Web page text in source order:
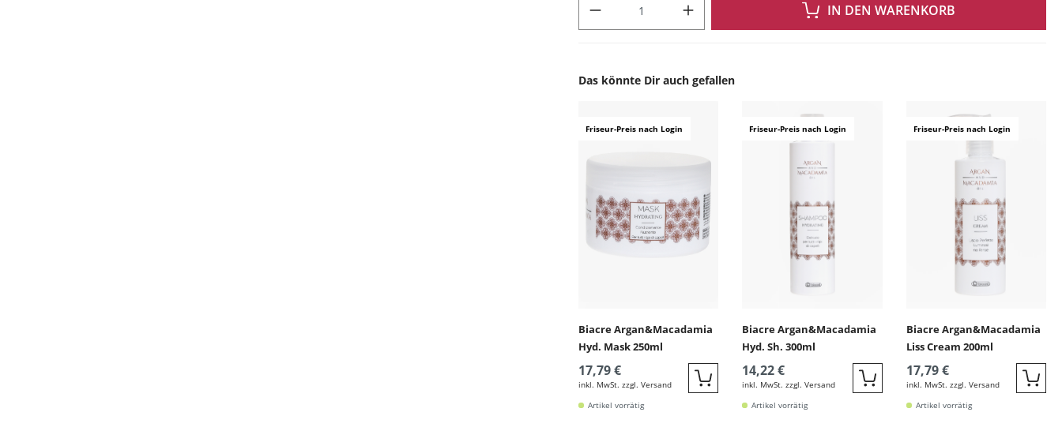
IN DEN WARENKORB
Das könnte Dir auch gefallen
Friseur-Preis nach Login
Biacre Argan&Macadamia
Hyd. Mask 250ml
17,79 €
inkl. MwSt. zzgl. Versand Quickbuy
Artikel vorrätig
Friseur-Preis nach Login
Biacre Argan&Macadamia
Hyd. Sh. 300ml
14,22 €
inkl. MwSt. zzgl. Versand Quickbuy
Artikel vorrätig
Friseur-Preis nach Login
Biacre Argan&Macadamia
Liss Cream 200ml
17,79 €
inkl. MwSt. zzgl. Versand
Artikel vorrätig